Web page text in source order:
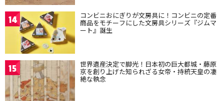
14 コンビニおにぎりが文房具に！コンビニの定番
商品をモチーフにした文房具シリーズ『ジムマ
ート』誕生
15 世界遺産決定で脚光！日本初の巨大都城・藤原
京を創り上げた知られざる女帝・持統天皇の凄
絶な執念